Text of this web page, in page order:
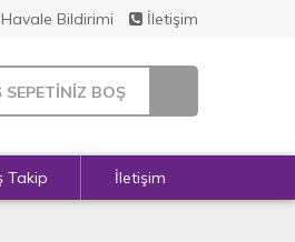
Havale Bildirimi İletişim
SEPETİNİZ BOŞ
Takip İletişim